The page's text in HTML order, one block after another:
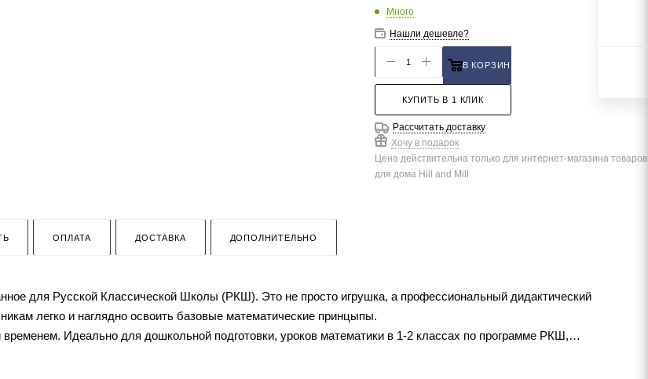
Много
Нашли дешевле?
В КОРЗИНУ
КУПИТЬ В 1 КЛИК
Рассчитать доставку
Хочу в подарок
Цена действительна только для интернет-магазина товаров
для дома Hill and Mill
ОПЛАТА ДОСТАВКА ДОПОЛНИТЕЛЬНО
для Русской Классической Школы (РКШ). Это не просто игрушка, а профессиональный дидактический
легко и наглядно освоить базовые математические принцыпы.
Идеально для дошкольной подготовки, уроков математики в 1-2 классах по программе РКШ,